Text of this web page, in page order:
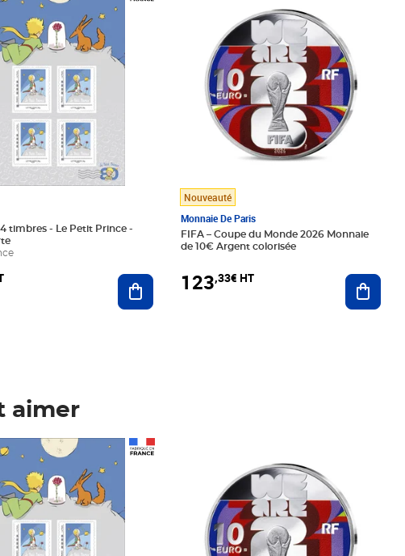
timbres - Le Petit Prince -
Ajouter au panier
Nouveauté
Monnaie De Paris
FIFA – Coupe du Monde 2026 Monnaie
de 10€ Argent colorisée
123,33€ HT
aimer
HT